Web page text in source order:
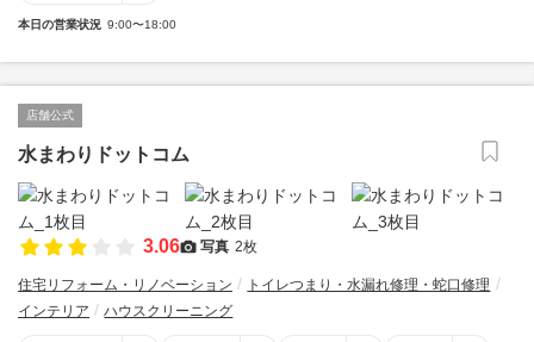
本日の営業状況 9:00〜18:00
店舗公式
水まわりドットコム
3.06 写真 2枚
住宅リフォーム・リノベーション
トイレつまり・水漏れ修理・蛇口修理
インテリア
ハウスクリーニング